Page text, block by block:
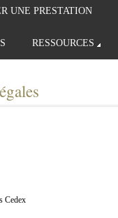
UNE PRESTATION
RESSOURCES
Cedex